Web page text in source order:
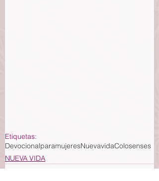
Etiquetas:
DevocionalparamujeresNuevavidaColosenses
NUEVA VIDA